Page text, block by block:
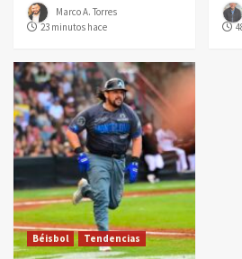
Marco A. Torres
23 minutos hace
Béisbol Tendencias